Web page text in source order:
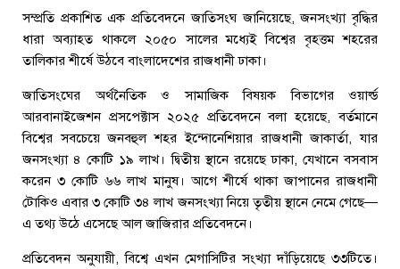
সম্প্রতি প্রকাশিত এক প্রতিবেদনে জাতিসংঘ জানিয়েছে, জনসংখ্যা বৃদ্ধির
ধারা অব্যাহত থাকলে ২০৫০ সালের মধ্যেই বিশ্বের বৃহত্তম শহরের
তালিকার শীর্ষে উঠবে বাংলাদেশের রাজধানী ঢাকা।
জাতিসংঘের অর্থনৈতিক ও সামাজিক বিষয়ক বিভাগের ওয়ার্ল্ড
আরবানাইজেশন প্রসপেক্টাস ২০২৫ প্রতিবেদনে বলা হয়েছে, বর্তমানে
বিশ্বের সবচেয়ে জনবহুল শহর ইন্দোনেশিয়ার রাজধানী জাকার্তা, যার
জনসংখ্যা ৪ কোটি ১৯ লাখ। দ্বিতীয় স্থানে রয়েছে ঢাকা, যেখানে বসবাস
করেন ৩ কোটি ৬৬ লাখ মানুষ। আগে শীর্ষে থাকা জাপানের রাজধানী
টোকিও এবার ৩ কোটি ৩৪ লাখ জনসংখ্যা নিয়ে তৃতীয় স্থানে নেমে গেছে—
এ তথ্য উঠে এসেছে আল জাজিরার প্রতিবেদনে।
প্রতিবেদন অনুযায়ী, বিশ্বে এখন মেগাসিটির সংখ্যা দাঁড়িয়েছে ৩৩টিতে।